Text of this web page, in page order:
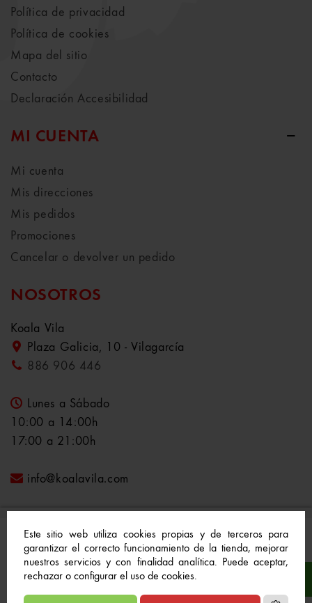
Este sitio web utiliza cookies propias y de terceros para
garantizar el correcto funcionamiento de la tienda, mejorar
nuestros servicios y con finalidad analítica. Puede aceptar,
rechazar o configurar el uso de cookies.
Política de privacidad
Política de cookies
Mapa del sitio
Contacto
Declaración Accesibilidad
MI CUENTA
Mi cuenta
Mis direcciones
Mis pedidos
Promociones
Cancelar o devolver un pedido
NOSOTROS
Koala Vila
Plaza Galicia, 10 - Vilagarcía
886 906 446
Lunes a Sábado
10:00 a 14:00h
17:00 a 21:00h
info@koalavila.com
© 2021-2022 Koala Vila™. Todos los derechos